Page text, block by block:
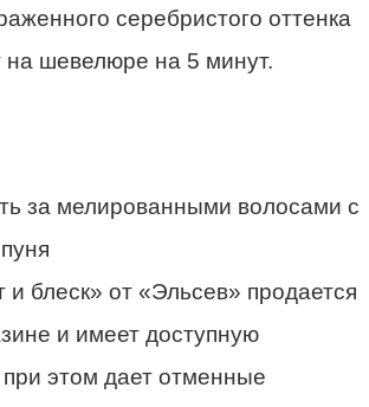
серебристого оттенка
на шевелюре на 5 минут.
и блеск» от «Эльсев» продается
и имеет доступную
этом дает отменные